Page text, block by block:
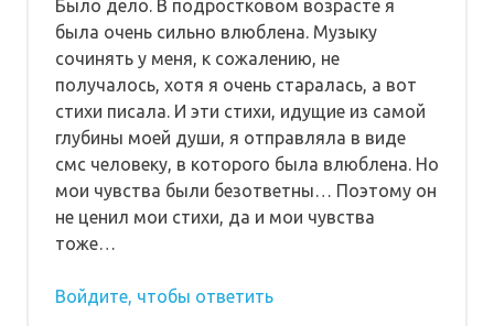
Было дело. В подростковом возрасте я
была очень сильно влюблена. Музыку
сочинять у меня, к сожалению, не
получалось, хотя я очень старалась, а вот
стихи писала. И эти стихи, идущие из самой
глубины моей души, я отправляла в виде
смс человеку, в которого была влюблена. Но
мои чувства были безответны… Поэтому он
не ценил мои стихи, да и мои чувства
тоже…
Войдите, чтобы ответить